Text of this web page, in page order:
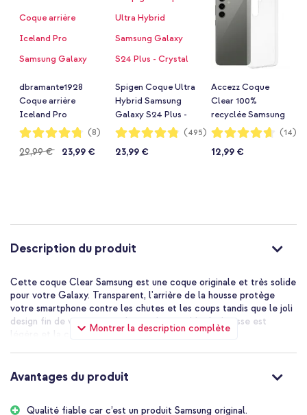
dbramante1928
Coque arrière
Iceland Pro
Samsung Galaxy
Notation:
95%
(8)
29,99 € 23,99 €
Spigen Coque Ultra
Hybrid Samsung
Galaxy S24 Plus -
Crystal Clear
Notation:
96%
(495)
23,99 €
Accezz Coque
Clear 100%
recyclée Samsung
Galaxy S24 Plus -
Notation:
93%
(14)
12,99 €
Description du produit
Montrer la description complète
Cette coque Clear Samsung est une coque originale et très solide
pour votre Galaxy. Transparent, l'arrière de la housse protège
votre smartphone contre les chutes et les coups tandis que le joli
design fin de votre appareil reste bien visible. La housse est
légère et la coque se fixe aisément.
Avantages du produit
Qualité fiable car c’est un produit Samsung original.